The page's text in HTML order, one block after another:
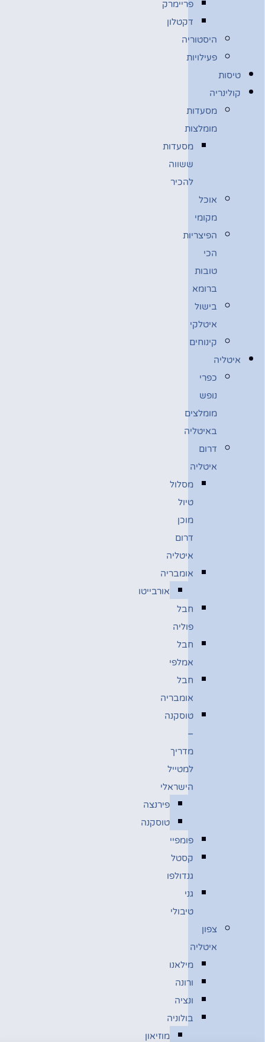
פריימרק
דקטלון
היסטוריה
פעילויות
טיסות
קולינריה
מסעדות
מומלצות
מסעדות
ששווה
להכיר
אוכל
מקומי
הפיצריות
הכי
טובות
ברומא
בישול
איטלקי
קינוחים
איטליה
כפרי
נופש
מומלצים
באיטליה
דרום
איטליה
מסלול
טיול
מוכן
דרום
איטליה
אומבריה
אורבייטו
חבל
פוליה
חבל
אמלפי
חבל
אומבריה
טוסקנה
–
מדריך
למטייל
הישראלי
פירנצה
טוסקנה
פומפיי
קסטל
גנדולפו
גני
טיבולי
צפון
איטליה
מילאנו
ורונה
ונציה
בולוניה
מוזיאון